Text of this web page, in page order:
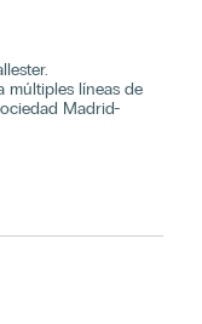
múltiples líneas de
Madrid-